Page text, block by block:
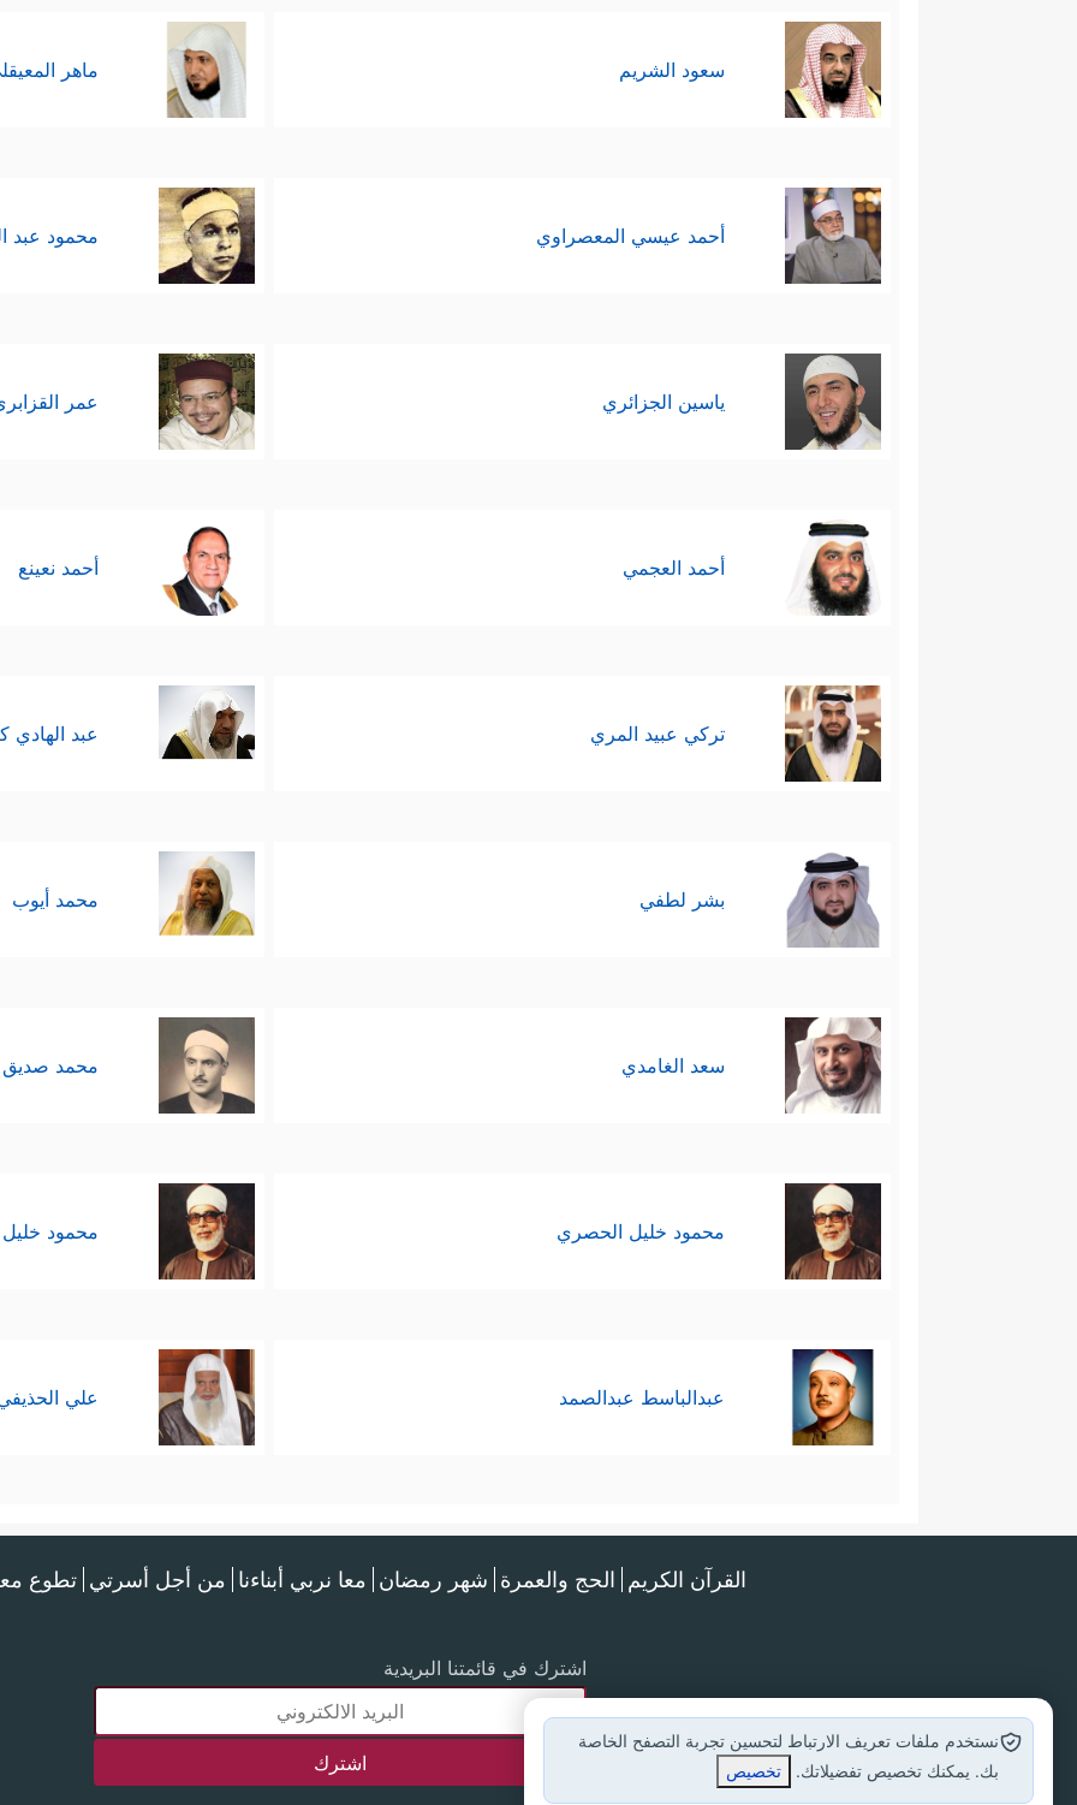
سعود الشريم ماهر
أحمد عيسي المعصراوي محمود عبد
ياسين الجزائري عمر
أحمد العجمي أحمد نعينع
تركي عبيد المري عبد الهادي
بشر لطفي محمد أيوب
سعد الغامدي محمد صديق
محمود خليل الحصري محمود
عبدالباسط عبدالصمد علي
القرآن الكريم الحج والعمرة شهر رمضان معا نربي أبناءنا من أجل أسرتي تطوع
اشترك في قائمتنا البريدية
نستخدم ملفات تعريف الارتباط لتحسين تجربة التصفح الخاصة
بك. يمكنك تخصيص تفضيلاتك.
تخصيص